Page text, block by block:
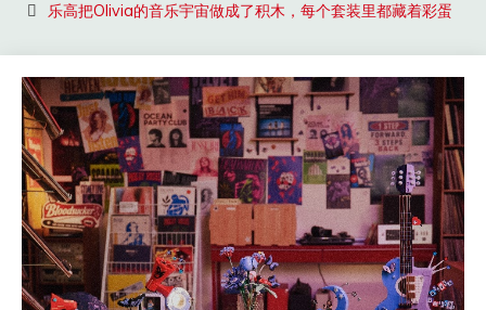
乐高把Olivia的音乐宇宙做成了积木，每个套装里都藏着彩蛋